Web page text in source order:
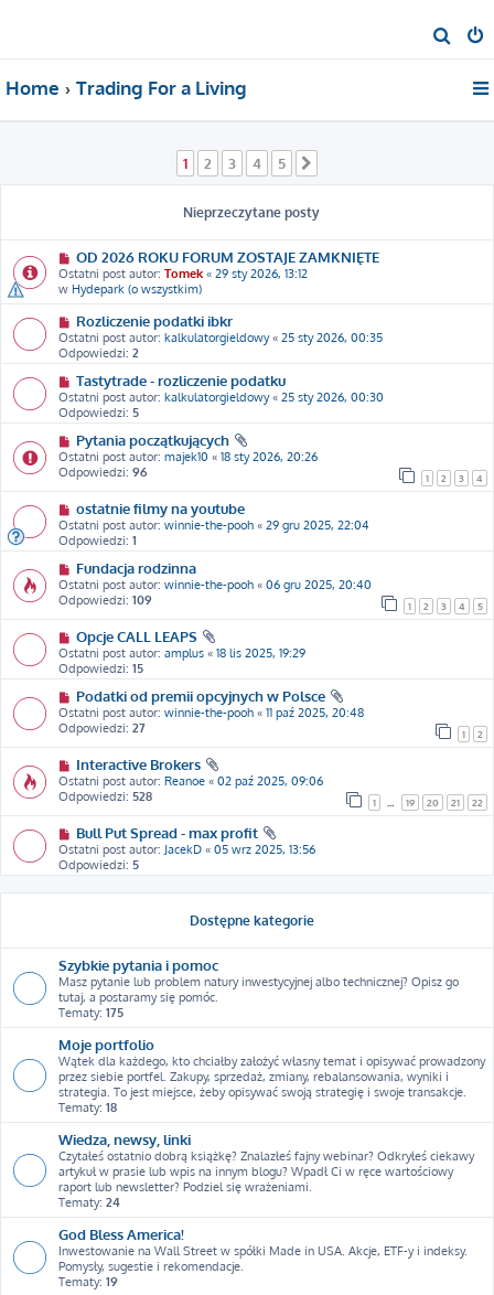
z
Home Trading For a Living
1 2 3 4 5
Nieprzeczytane posty
OD 2026 ROKU FORUM ZOSTAJE ZAMKNIĘTE
Ostatni post autor: Tomek « 29 sty 2026, 13:12
w Hydepark (o wszystkim)
Rozliczenie podatki ibkr
Ostatni post autor: kalkulatorgieldowy« 25 sty 2026, 00:35
Odpowiedzi: 2
Tastytrade - rozliczenie podatku
Ostatni post autor: kalkulatorgieldowy« 25 sty 2026, 00:30
Odpowiedzi: 5
Pytania początkujących
Ostatni post autor: majek10 « 18 sty 2026, 20:26
Odpowiedzi: 96 1 2 3 4
ostatnie filmy na youtube
Ostatni post autor: winnie-the-pooh « 29 gru 2025, 22:04
Odpowiedzi: 1
Fundacja rodzinna
Ostatni post autor: winnie-the-pooh « 06 gru 2025, 20:40
Odpowiedzi: 109 1 2 3 4 5
Opcje CALL LEAPS
Ostatni post autor: amplus « 18 lis 2025, 19:29
Odpowiedzi: 15
Podatki od premii opcyjnych w Polsce
Ostatni post autor: winnie-the-pooh « 11 paź 2025, 20:48
Odpowiedzi: 27 1 2
Interactive Brokers
Ostatni post autor: Reanoe « 02 paź 2025, 09:06
Odpowiedzi: 528 1 19 20 21 22
Bull Put Spread - max profit
Ostatni post autor: JacekD « 05 wrz 2025, 13:56
Odpowiedzi: 5
Dostępne kategorie
Szybkie pytania i pomoc
Masz pytanie lub problem natury inwestycyjnej albo technicznej? Opisz go
tutaj, a postaramy się pomóc.
Tematy: 175
Moje portfolio
Wątek dla każdego, kto chciałby założyć własny temat i opisywać prowadzony
przez siebie portfel. Zakupy, sprzedaż, zmiany, rebalansowania, wyniki i
strategia. To jest miejsce, żeby opisywać swoją strategię i swoje transakcje.
Tematy: 18
Wiedza, newsy, linki
Czytałeś ostatnio dobrą książkę? Znalazłeś fajny webinar? Odkryłeś ciekawy
artykuł w prasie lub wpis na innym blogu? Wpadł Ci w ręce wartościowy
raport lub newsletter? Podziel się wrażeniami.
Tematy: 24
God Bless America!
Inwestowanie na Wall Street w spółki Made in USA. Akcje, ETF-y i indeksy.
Pomysły, sugestie i rekomendacje.
Tematy: 19